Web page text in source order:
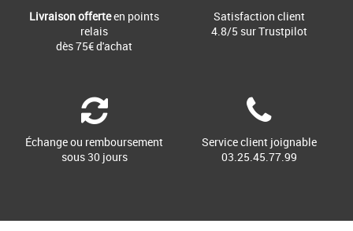
Livraison offerteen points
relais
dès 75€ d'achat
Satisfaction client
4.8/5 sur Trustpilot
Échange ou remboursement
sous 30 jours
Service client joignable
03.25.45.77.99